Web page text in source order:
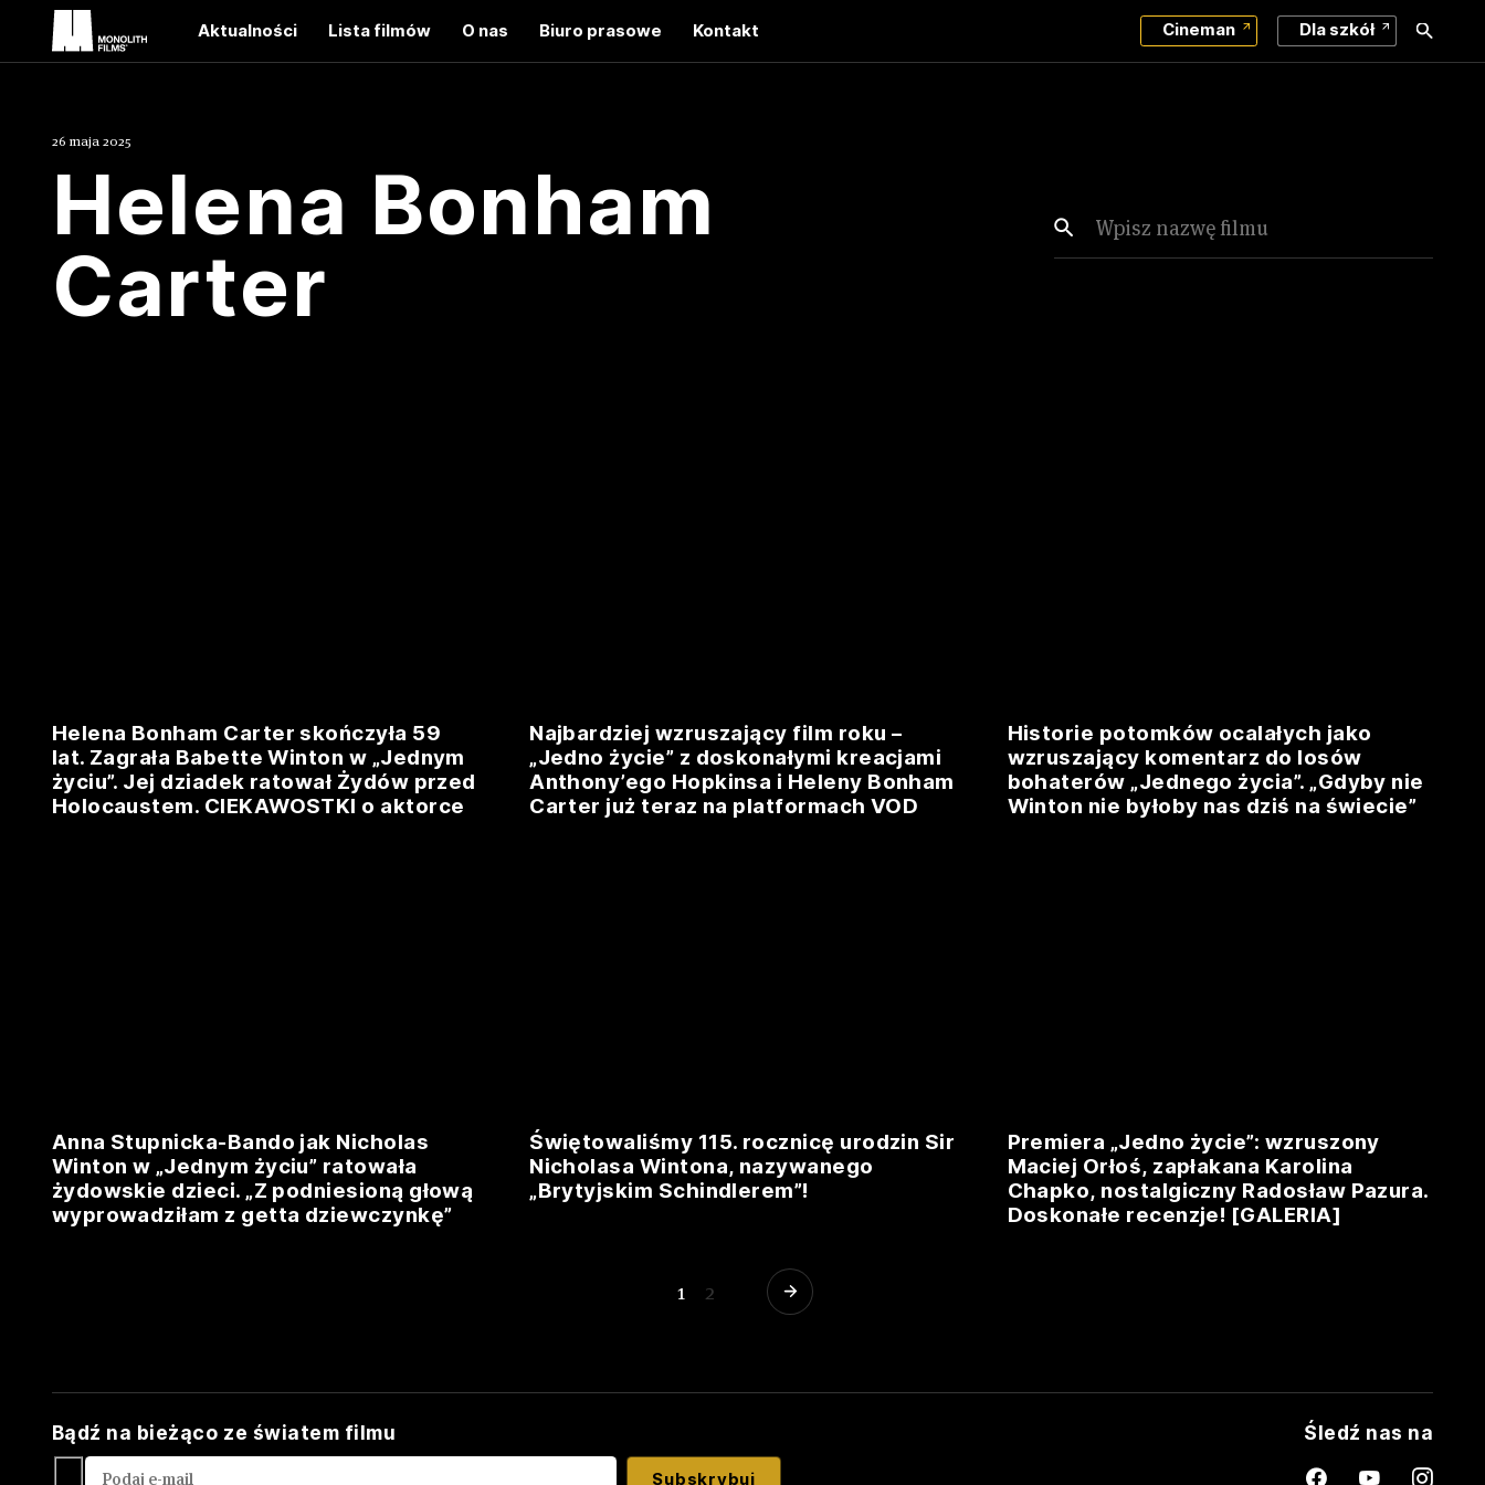
Aktualności Lista filmów O nas Biuro prasowe Kontakt Cineman Dla szkół
26 maja 2025
Helena Bonham
Carter
Helena Bonham Carter skończyła 59
lat. Zagrała Babette Winton w „Jednym
życiu”. Jej dziadek ratował Żydów przed
Holocaustem. CIEKAWOSTKI o aktorce
Najbardziej wzruszający film roku –
„Jedno życie” z doskonałymi kreacjami
Anthony’ego Hopkinsa i Heleny Bonham
Carter już teraz na platformach VOD
Historie potomków ocalałych jako
wzruszający komentarz do losów
bohaterów „Jednego życia”. „Gdyby nie
Winton nie byłoby nas dziś na świecie”
Anna Stupnicka-Bando jak Nicholas
Winton w „Jednym życiu” ratowała
żydowskie dzieci. „Z podniesioną głową
wyprowadziłam z getta dziewczynkę”
Świętowaliśmy 115. rocznicę urodzin Sir
Nicholasa Wintona, nazywanego
„Brytyjskim Schindlerem”!
Premiera „Jedno życie”: wzruszony
Maciej Orłoś, zapłakana Karolina
Chapko, nostalgiczny Radosław Pazura.
Doskonałe recenzje! [GALERIA]
1 2
Bądź na bieżąco ze światem filmu Śledź nas na